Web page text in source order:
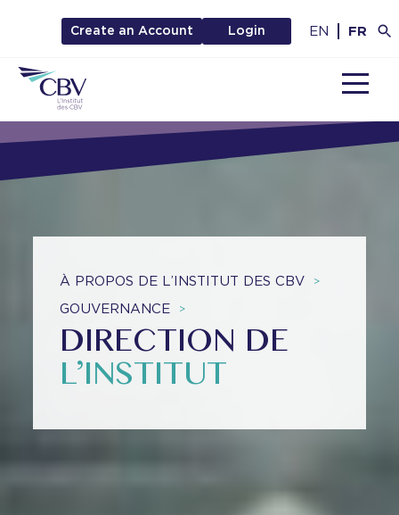
Create an Account Login EN FR
À PROPOS DE L’INSTITUT DES CBV >
GOUVERNANCE >
DIRECTION DE
L’INSTITUT